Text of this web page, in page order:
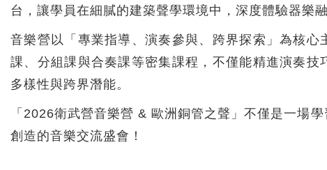
台，讓學員在細膩的建築聲學環境中，深度體驗器樂
音樂營以「專業指導、演奏參與、跨界探索」為核
課、分組課與合奏課等密集課程，不僅能精進演奏
多樣性與跨界潛能。
「2026衛武營音樂營 & 歐洲銅管之聲」不僅是一場
創造的音樂交流盛會！